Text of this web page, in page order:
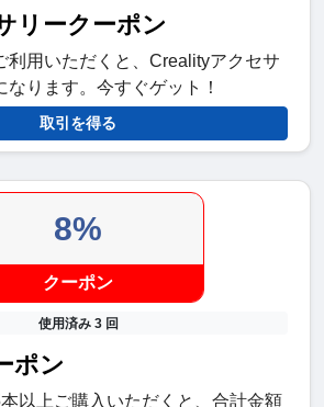
リークーポン
利用いただくと、Crealityアクセサ
なります。今すぐゲット！
取引を得る
8%
クーポン
使用済み 3 回
ポン
以上ご購入いただくと、合計金額